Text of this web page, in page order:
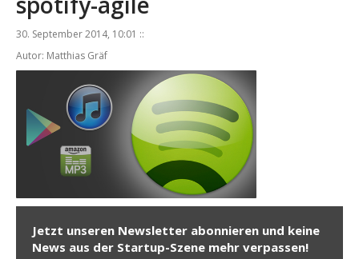
30. September 2014, 10:01 ::
Autor: Matthias Gräf
Jetzt unseren Newsletter abonnieren und keine
News aus der Startup-Szene mehr verpassen!